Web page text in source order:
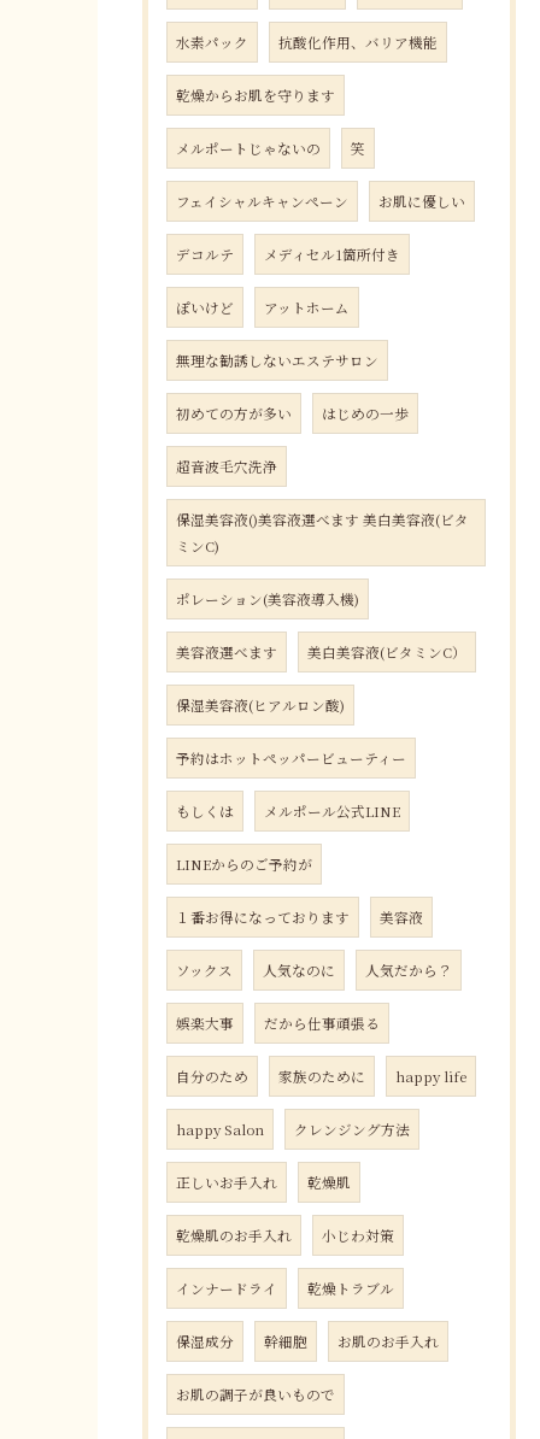
水素パック 抗酸化作用、バリア機能
乾燥からお肌を守ります
メルポートじゃないの 笑
フェイシャルキャンペーン お肌に優しい
デコルテ メディセル1箇所付き
ぽいけど アットホーム
無理な勧誘しないエステサロン
初めての方が多い はじめの一歩
超音波毛穴洗浄
保湿美容液()美容液選べます 美白美容液(ビタ
ミンC)
ポレーション(美容液導入機)
美容液選べます 美白美容液(ビタミンC）
保湿美容液(ヒアルロン酸)
予約はホットペッパービューティー
もしくは メルポール公式LINE
LINEからのご予約が
１番お得になっております 美容液
ソックス 人気なのに 人気だから？
娯楽大事 だから仕事頑張る
自分のため 家族のために happy life
happy Salon クレンジング方法
正しいお手入れ 乾燥肌
乾燥肌のお手入れ 小じわ対策
インナードライ 乾燥トラブル
保湿成分 幹細胞 お肌のお手入れ
お肌の調子が良いもので